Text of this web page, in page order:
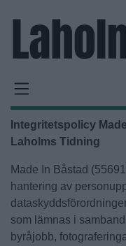
Integritetspolicy
Laholms Tidning
Made In Båstad
hantering av
som lämnas i
byråjobb,